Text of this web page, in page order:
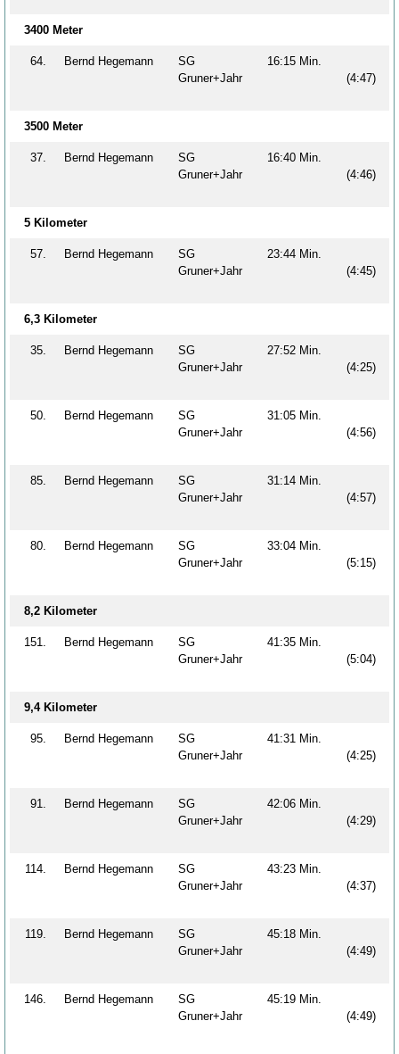
3400 Meter
64. Bernd Hegemann
SG
Gruner+Jahr
16:15 Min.
(4:47)
3500 Meter
37. Bernd Hegemann
SG
Gruner+Jahr
16:40 Min.
(4:46)
5 Kilometer
57. Bernd Hegemann
SG
Gruner+Jahr
23:44 Min.
(4:45)
6,3 Kilometer
35. Bernd Hegemann
SG
Gruner+Jahr
27:52 Min.
(4:25)
50. Bernd Hegemann
SG
Gruner+Jahr
31:05 Min.
(4:56)
85. Bernd Hegemann
SG
Gruner+Jahr
31:14 Min.
(4:57)
80. Bernd Hegemann
SG
Gruner+Jahr
33:04 Min.
(5:15)
8,2 Kilometer
151. Bernd Hegemann
SG
Gruner+Jahr
41:35 Min.
(5:04)
9,4 Kilometer
95. Bernd Hegemann
SG
Gruner+Jahr
41:31 Min.
(4:25)
91. Bernd Hegemann
SG
Gruner+Jahr
42:06 Min.
(4:29)
114. Bernd Hegemann
SG
Gruner+Jahr
43:23 Min.
(4:37)
119. Bernd Hegemann
SG
Gruner+Jahr
45:18 Min.
(4:49)
146. Bernd Hegemann
SG
Gruner+Jahr
45:19 Min.
(4:49)